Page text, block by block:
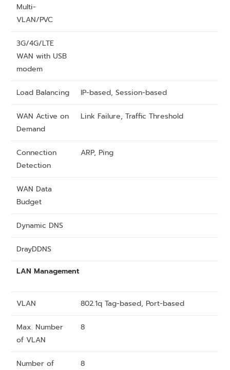
Multi-
VLAN/PVC
3G/4G/LTE
WAN with USB
modem
Load Balancing IP-based, Session-based
WAN Active on
Demand
Link Failure, Traffic Threshold
Connection
Detection
ARP, Ping
WAN Data
Budget
Dynamic DNS
DrayDDNS
LAN Management
VLAN 802.1q Tag-based, Port-based
Max. Number
of VLAN
8
Number of
8